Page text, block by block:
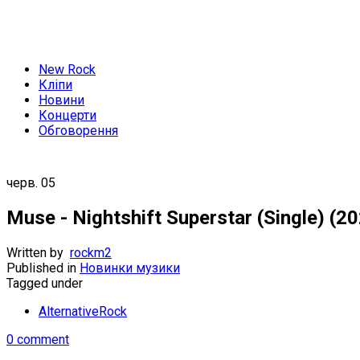
New Rock
Кліпи
Новини
Концерти
Обговорення
черв. 05
Muse - Nightshift Superstar (Single)
Written by rockm2
Published in Новинки музики
Tagged under
AlternativeRock
0 comment